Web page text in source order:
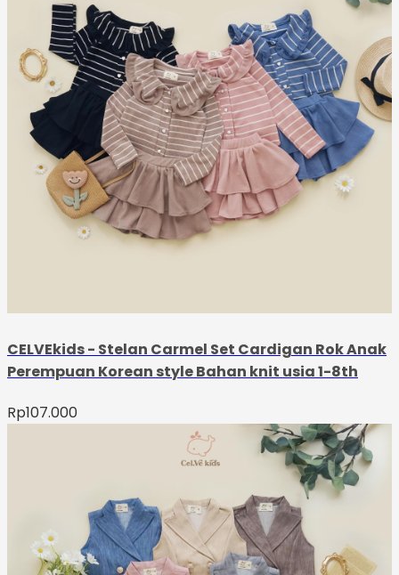
CELVEkids - Stelan Carmel Set Cardigan Rok Anak
Perempuan Korean style Bahan knit usia 1-8th
Rp107.000